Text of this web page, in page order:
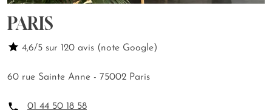
PARIS
4,6/5 sur 120 avis (note Google)
60 rue Sainte Anne - 75002 Paris
01 44 50 18 58